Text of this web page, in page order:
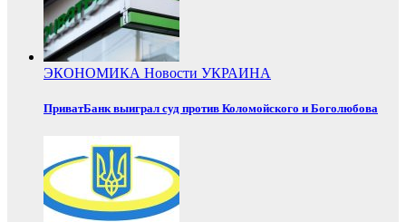
ЭКОНОМИКА Новости УКРАИНА
ПриватБанк выиграл суд против Коломойского и Боголюбова